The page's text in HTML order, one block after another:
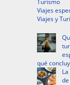
Turismo
Viajes
Viajes y
qué